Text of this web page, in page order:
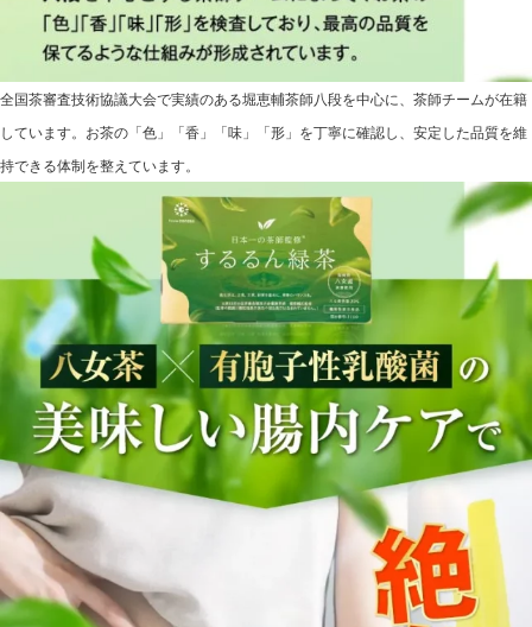
全国茶審査技術協議大会で実績のある堀恵輔茶師八段を中心に、茶師チームが在籍
しています。お茶の「色」「香」「味」「形」を丁寧に確認し、安定した品質を維
持できる体制を整えています。